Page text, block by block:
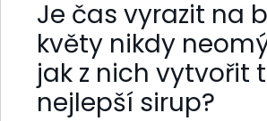
Je čas vyrazit na
květy nikdy
jak z nich vytvořit
nejlepší sirup?